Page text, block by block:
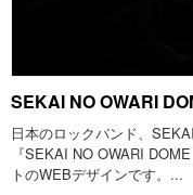
SEKAI NO OWARI
日本のロックバンド、
『SEKAI NO OWARI
トのWEBデザインです。...